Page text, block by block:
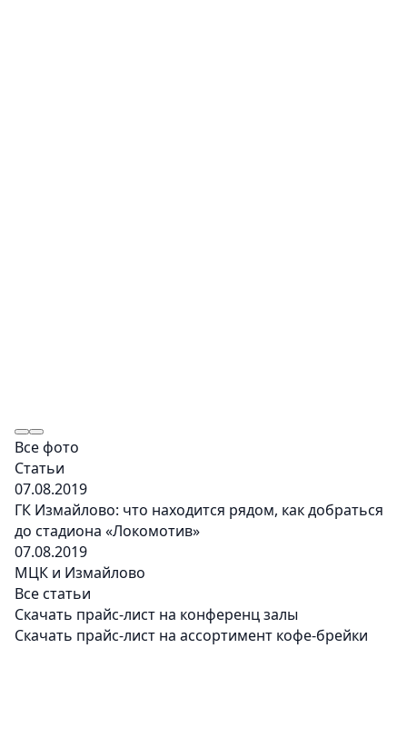
Все фото
Статьи
07.08.2019
ГК Измайлово: что находится рядом, как добраться
до стадиона «Локомотив»
07.08.2019
МЦК и Измайлово
Все статьи
Скачать прайс-лист на конференц залы
Скачать прайс-лист на ассортимент кофе-брейки